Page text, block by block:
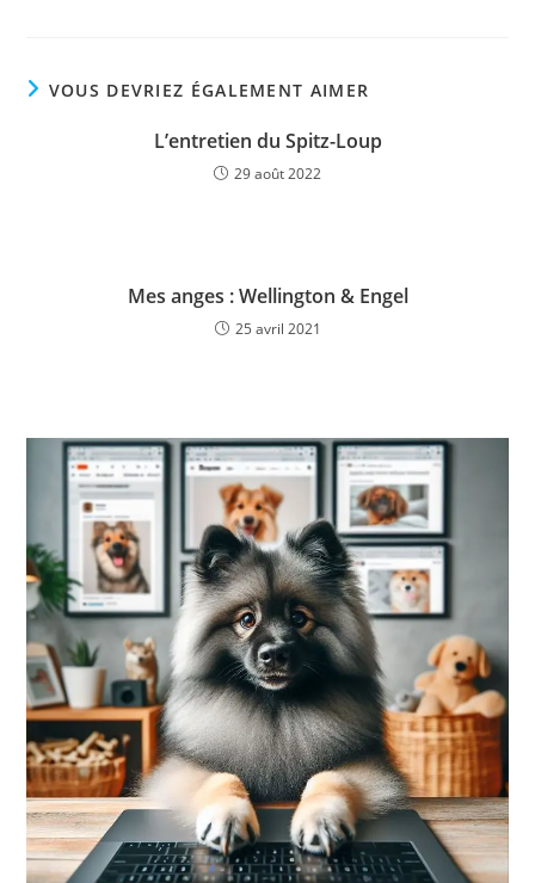
VOUS DEVRIEZ ÉGALEMENT AIMER
L’entretien du Spitz-Loup
29 août 2022
Mes anges : Wellington & Engel
25 avril 2021